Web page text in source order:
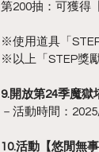
第200抽：可獲得
※使用道具「
※以上「STEP獎
9.開放第24季魔獄
－活動時間：
10.活動【悠閒無